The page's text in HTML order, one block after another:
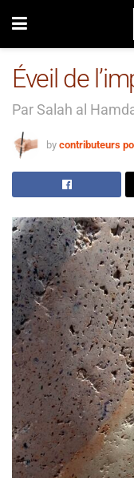
Éveil de
Par Salah al
by contributeurs